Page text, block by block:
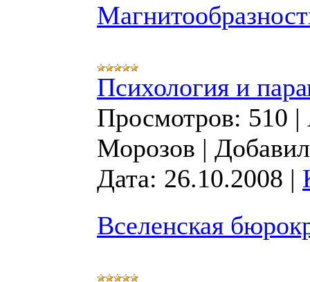
Психология и
Просмотров: 510 |
Морозов |
Дата: 26.10.2008 |
Вселенская